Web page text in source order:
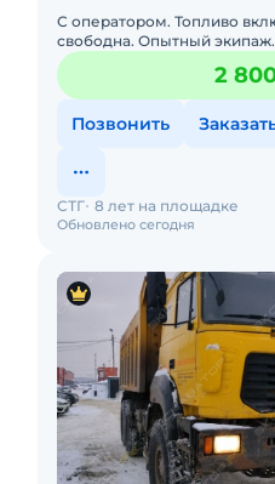
С оператором. Топливо
свободна. Опытный экипаж.
2
Позвонить
Обновлено сегодня
СТГ 8 лет на площадке